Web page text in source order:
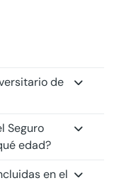
de
Seguro
edad?
en el